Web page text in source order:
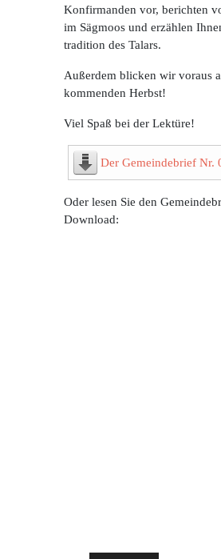
Konfirmanden vor, berichten
im Sägmoos und erzählen
tradition des Talars.
Außerdem blicken wir voraus
kommenden Herbst!
Viel Spaß bei der Lektüre!
Der Gemeindebrief Nr.
Oder lesen Sie den
Download: